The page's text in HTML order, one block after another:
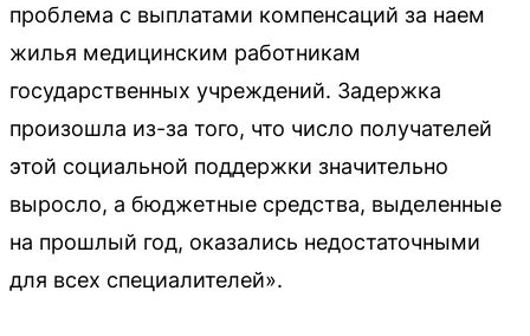
проблема с выплатами компенсаций за наем
жилья медицинским работникам
государственных учреждений. Задержка
произошла из-за того, что число получателей
этой социальной поддержки значительно
выросло, а бюджетные средства, выделенные
на прошлый год, оказались недостаточными
для всех специалителей».